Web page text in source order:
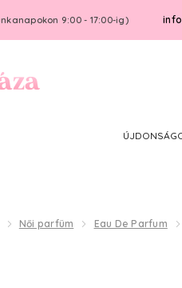
9:00 - 17:00-ig)
Női parfüm Eau De Parfum